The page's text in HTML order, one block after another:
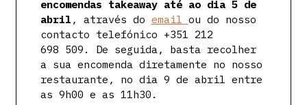
encomendas takeaway até ao dia 5 de
abril , através do email ou do nosso
contacto telefónico +351 212
698 509. De seguida, basta recolher
a sua encomenda diretamente no nosso
restaurante, no dia 9 de abril entre
as 9h00 e as 11h30.